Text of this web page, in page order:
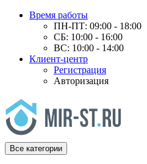
Время работы
ПН-ПТ: 09:00 - 18:00
СБ: 10:00 - 16:00
ВС: 10:00 - 14:00
Клиент-центр
Регистрация
Авторизация
Все категории